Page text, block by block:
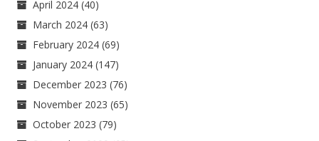
April 2024 (40)
March 2024 (63)
February 2024 (69)
January 2024 (147)
December 2023 (76)
November 2023 (65)
October 2023 (79)